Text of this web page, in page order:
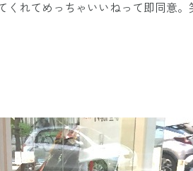
くれてめっちゃいいねって即同意。